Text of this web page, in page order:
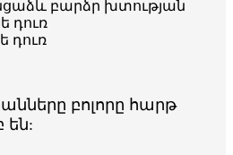
բարձր խտության
դուռ
դուռ
բոլորը հարթ
են: